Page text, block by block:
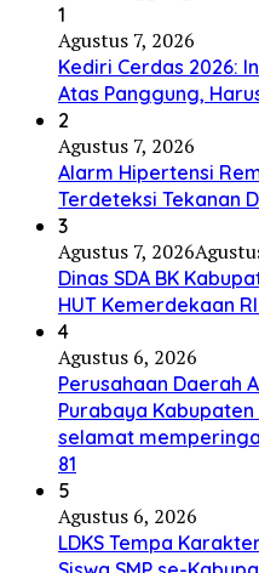
1
Agustus 7, 2026
Kediri Cerdas 2026:
Atas Panggung,
2
Agustus 7, 2026
Alarm Hipertensi
Terdeteksi Tekanan
3
Agustus 7, 2026
Dinas SDA BK
HUT Kemerdekaan RI
4
Agustus 6, 2026
Perusahaan Daerah
Purabaya
selamat
81
5
Agustus 6, 2026
LDKS Tempa